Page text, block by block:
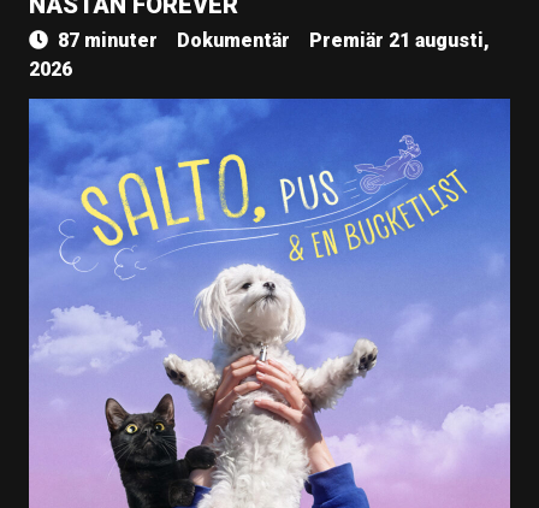
87 minuter Dokumentär
Premiär 21 augusti,
2026